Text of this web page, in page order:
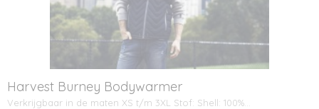
Harvest Burney Bodywarmer
Verkrijgbaar in de maten XS t/m 3XL Stof: Shell: 100%…